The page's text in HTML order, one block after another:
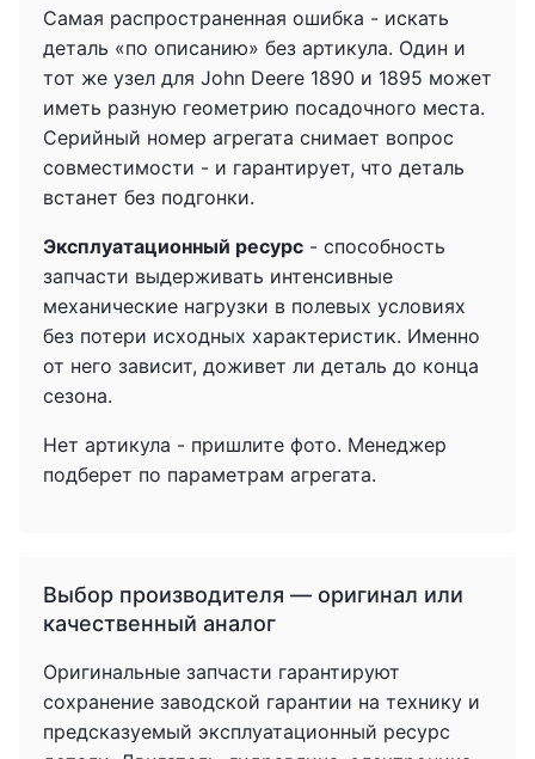
Самая распространенная ошибка - искать
деталь «по описанию» без артикула. Один и
тот же узел для John Deere 1890 и 1895 может
иметь разную геометрию посадочного места.
Серийный номер агрегата снимает вопрос
совместимости - и гарантирует, что деталь
встанет без подгонки.
Эксплуатационный ресурс - способность
запчасти выдерживать интенсивные
механические нагрузки в полевых условиях
без потери исходных характеристик. Именно
от него зависит, доживет ли деталь до конца
сезона.
Нет артикула - пришлите фото. Менеджер
подберет по параметрам агрегата.
Выбор производителя — оригинал или
качественный аналог
Оригинальные запчасти гарантируют
сохранение заводской гарантии на технику и
предсказуемый эксплуатационный ресурс